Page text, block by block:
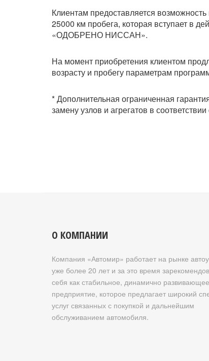
Клиентам предоставляется
25000 км пробега, которая вступает в
«ОДОБРЕНО НИССАН».
На момент приобретения клиентом
возрасту и пробегу параметрам
* Дополнительная ограниченная
замену узлов и агрегатов в
О КОМПАНИИ
Компания «Автомир» работает на рынке
уже более 20 лет и за это время
себя как стабильное, динамично
предприятие, которое предлагает широкий
услуг связанных с покупкой и дальнейшим
обслуживанием автомобиля.